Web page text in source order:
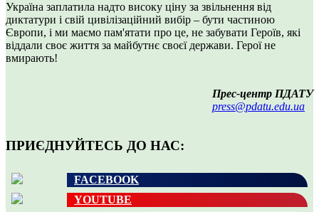
Україна заплатила надто високу ціну за звільнення від
диктатури і свій цивілізаційний вибір – бути частиною
Європи, і ми маємо пам'ятати про це, не забувати Героїв, які
віддали своє життя за майбутнє своєї держави. Герої не
вмирають!
Прес-центр ПДАТУ
press@pdatu.edu.ua
ПРИЄДНУЙТЕСЬ ДО НАС:
FACEBOOK
YOUTUBE